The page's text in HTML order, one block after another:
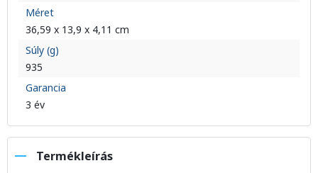
Méret
36,59 x 13,9 x 4,11 cm
Súly (g)
935
Garancia
3 év
Termékleírás